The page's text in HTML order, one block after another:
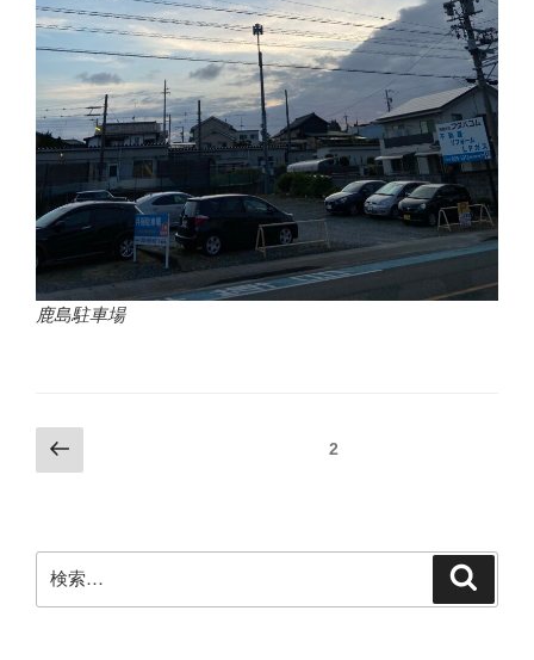
鹿島駐車場
投
稿
ー
ジ
前
の
ジ
固定ページ2
索: